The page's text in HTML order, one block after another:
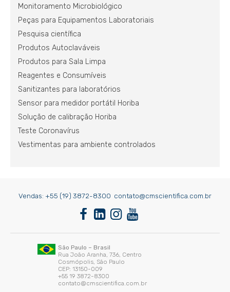
Monitoramento Microbiológico
Peças para Equipamentos Laboratoriais
Pesquisa científica
Produtos Autoclaváveis
Produtos para Sala Limpa
Reagentes e Consumíveis
Sanitizantes para laboratórios
Sensor para medidor portátil Horiba
Solução de calibração Horiba
Teste Coronavírus
Vestimentas para ambiente controlados
Vendas: +55 (19) 3872-8300 contato@cmscientifica.com.br
São Paulo – Brasil
Rua João Aranha, 736, Centro
Cosmópolis, São Paulo
CEP: 13150-009
+55 19 3872-8300
contato@cmscientifica.com.br